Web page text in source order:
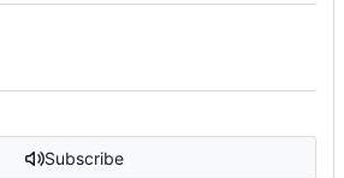
Subscribe